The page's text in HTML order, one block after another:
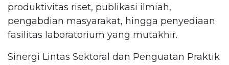
produktivitas riset, publikasi ilmiah,
pengabdian masyarakat, hingga penyediaan
fasilitas laboratorium yang mutakhir.
Sinergi Lintas Sektoral dan Penguatan Praktik